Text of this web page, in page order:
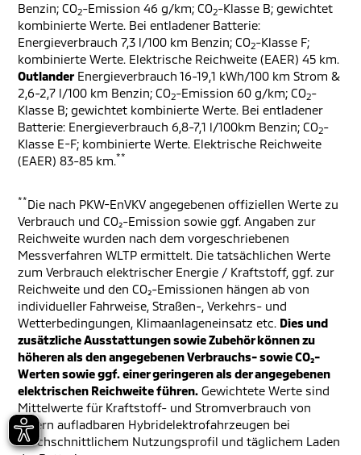
Benzin; CO2-Emission 46 g/km; CO2-Klasse B; gewichtet
kombinierte Werte. Bei entladener Batterie:
Energieverbrauch 7,3 l/100 km Benzin; CO2-Klasse F;
kombinierte Werte. Elektrische Reichweite (EAER) 45 km.
Outlander Energieverbrauch 16-19,1 kWh/100 km Strom &
2,6-2,7 l/100 km Benzin; CO2-Emission 60 g/km; CO2-
Klasse B; gewichtet kombinierte Werte. Bei entladener
Batterie: Energieverbrauch 6,8-7,1 l/100km Benzin; CO2-
Klasse E-F; kombinierte Werte. Elektrische Reichweite
(EAER) 83-85 km.**
**Die nach PKW-EnVKV angegebenen offiziellen Werte zu
Verbrauch und CO₂-Emission sowie ggf. Angaben zur
Reichweite wurden nach dem vorgeschriebenen
Messverfahren WLTP ermittelt. Die tatsächlichen Werte
zum Verbrauch elektrischer Energie / Kraftstoff, ggf. zur
Reichweite und den CO₂-Emissionen hängen ab von
individueller Fahrweise, Straßen-, Verkehrs- und
Wetterbedingungen, Klimaanlageneinsatz etc. Dies und
zusätzliche Ausstattungen sowie Zubehör können zu
höheren als den angegebenen Verbrauchs- sowie CO₂-
Werten sowie ggf. einer geringeren als der angegebenen
elektrischen Reichweite führen. Gewichtete Werte sind
Mittelwerte für Kraftstoff- und Stromverbrauch von
extern aufladbaren Hybridelektrofahrzeugen bei
durchschnittlichem Nutzungsprofil und täglichem Laden